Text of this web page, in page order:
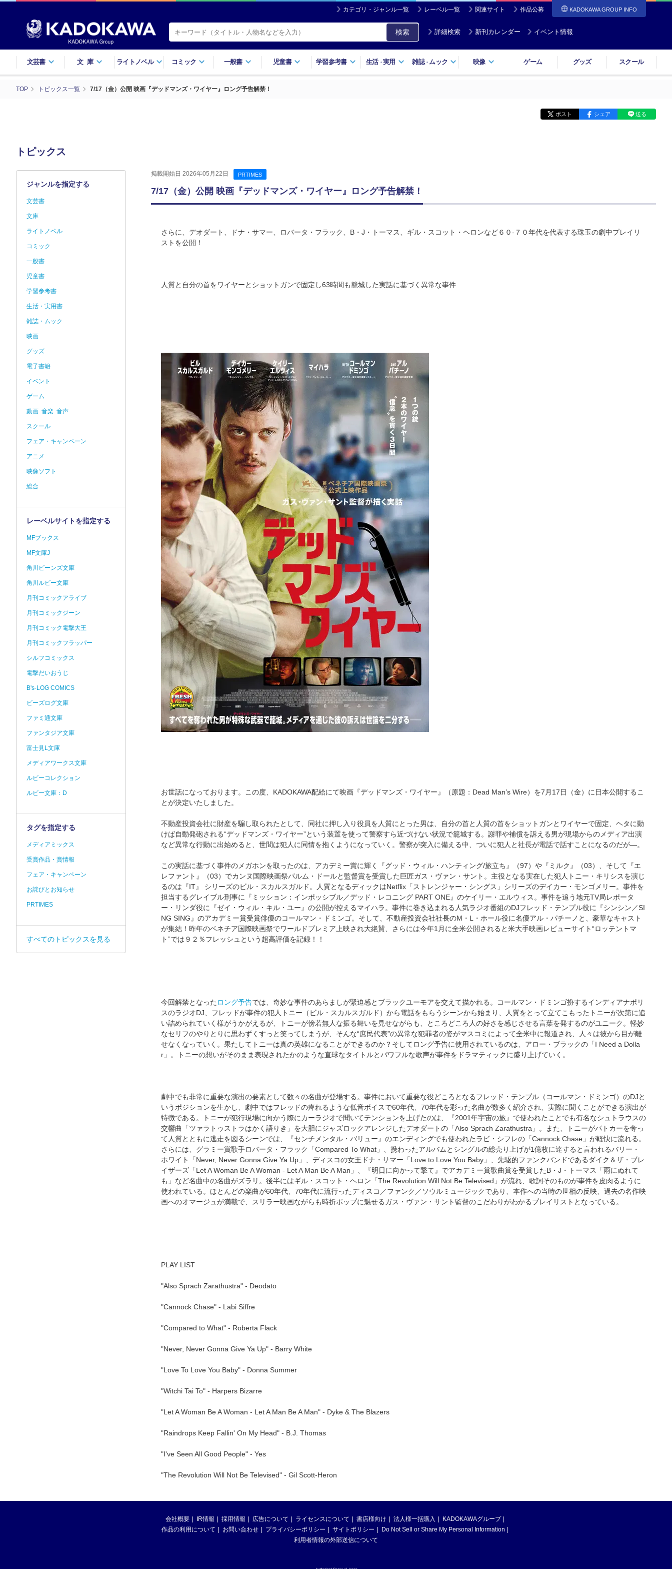
カテゴリ・ジャンル一覧 レーベル一覧 関連サイト 作品公募 KADOKAWA GROUP INFO
検索 詳細検索 新刊カレンダー イベント情報
文芸書 文庫 ライトノベル コミック 一般書 児童書 学習参考書 生活・実用 雑誌・ ムック 映像 ゲーム グッズ スクール
TOP トピックス一覧 7/17（金）公開 映画『デッドマンズ・ワイヤー』ロング予告解禁！
ポスト シェア 送る
トピックス
掲載開始日 2026年05月22日 PRTIMES
7/17（金）公開 映画『デッドマンズ・ワイヤー』ロング予告解禁！
さらに、デオダート、ドナ・サマー、ロバータ・フラック、B・J・トーマス、ギル・スコット・ヘロンなど６０-７０年代を代表する珠玉の劇中プレイリ
ストを公開！
人質と自分の首をワイヤーとショットガンで固定し63時間も籠城した実話に基づく異常な事件
お世話になっております。この度、KADOKAWA配給にて映画『デッドマンズ・ワイヤー』（原題：Dead Man’s Wire）を7月17日（金）に日本公開するこ
とが決定いたしました。
不動産投資会社に財産を騙し取られたとして、同社に押し入り役員を人質にとった男は、自分の首と人質の首をショットガンとワイヤーで固定、ヘタに動
けば自動発砲される“デッドマンズ・ワイヤー”という装置を使って警察すら近づけない状況で籠城する。謝罪や補償を訴える男が現場からのメディア出演
など異常な行動に出始めると、世間は犯人に同情を抱くようになっていく。警察が突入に備える中、ついに犯人と社長が電話で話すことになるのだが―。
この実話に基づく事件のメガホンを取ったのは、アカデミー賞に輝く『グッド・ウィル・ハンティング/旅立ち』（97）や『ミルク』（03）、そして『エ
レファント』（03）でカンヌ国際映画祭パルム・ドールと監督賞を受賞した巨匠ガス・ヴァン・サント。主役となる実在した犯人トニー・キリシスを演じ
るのは『IT』 シリーズのビル・スカルスガルド。人質となるディックはNetflix「ストレンジャー・シングス」シリーズのデイカー・モンゴメリー。事件を
担当するグレイブル刑事に『ミッション：インポッシブル／デッド・レコニング PART ONE』のケイリー・エルウィス。事件を追う地元TV局レポータ
ー・リンダ役に『ゼイ・ウィル・キル・ユー』の公開が控えるマイハラ。事件に巻き込まれる人気ラジオ番組のDJフレッド・テンプル役に『シンシン／SI
NG SING』のアカデミー賞受賞俳優のコールマン・ドミンゴ。そして、不動産投資会社社長のM・L・ホール役に名優アル・パチーノと、豪華なキャスト
が集結！昨年のベネチア国際映画祭でワールドプレミア上映され大絶賛、さらには今年1月に全米公開されると米大手映画レビューサイト“ロッテントマ
ト”では９２％フレッシュという超高評価を記録！！
今回解禁となった ロング予告では、奇妙な事件のあらましが緊迫感とブラックユーモアを交えて描かれる。コールマン・ドミンゴ扮するインディアナポリ
スのラジオDJ、フレッドが事件の犯人トニー（ビル・スカルスガルド）から電話をもらうシーンから始まり、人質をとって立てこもったトニーが次第に追
い詰められていく様がうかがえるが、トニーが傍若無人な振る舞いを見せながらも、ところどころ人の好さを感じさせる言葉を発するのがユニーク。軽妙
なセリフのやりとりに思わずくすっと笑ってしまうが、そんな“庶民代表”の異常な犯罪者の姿がマスコミによって全米中に報道され、人々は彼から目が離
せなくなっていく。果たしてトニーは真の英雄になることができるのか？そしてロング予告に使用されているのは、アロー・ブラックの「I Need a Dolla
r」。トニーの想いがそのまま表現されたかのような直球なタイトルとパワフルな歌声が事件をドラマティックに盛り上げていく。
劇中でも非常に重要な演出の要素として数々の名曲が登場する。事件において重要な役どころとなるフレッド・テンプル（コールマン・ドミンゴ）のDJと
いうポジションを生かし、劇中ではフレッドの痺れるような低音ボイスで60年代、70年代を彩った名曲が数多く紹介され、実際に聞くことができる演出が
特徴である。トニーが犯行現場に向かう際にカーラジオで聞いてテンションを上げたのは、『2001年宇宙の旅』で使われたことでも有名なシュトラウスの
交響曲「ツァラトゥストラはかく語りき」を大胆にジャズロックアレンジしたデオダートの「Also Sprach Zarathustra」。また、トニーがパトカーを奪っ
て人質とともに逃走を図るシーンでは、『センチメンタル・バリュー』のエンディングでも使われたラビ・シフレの「Cannock Chase」が軽快に流れる。
さらには、グラミー賞歌手ロバータ・フラック「Compared To What」、携わったアルバムとシングルの総売り上げが1億枚に達すると言われるバリー・
ホワイト「Never, Never Gonna Give Ya Up」、ディスコの女王ドナ・サマー「Love to Love You Baby」、先駆的ファンクバンドであるダイク＆ザ・ブレ
イザーズ「Let A Woman Be A Woman - Let A Man Be A Man」、『明日に向かって撃て』でアカデミー賞歌曲賞を受賞したB・J・トーマス「雨にぬれて
も」など名曲中の名曲がズラリ。後半にはギル・スコット・ヘロン「The Revolution Will Not Be Televised」が流れ、歌詞そのものが事件を皮肉るように
使われている。ほとんどの楽曲が60年代、70年代に流行ったディスコ／ファンク／ソウルミュージックであり、本作への当時の世相の反映、過去の名作映
画へのオマージュが満載で、スリラー映画ながらも時折ポップに魅せるガス・ヴァン・サント監督のこだわりがわかるプレイリストとなっている。
PLAY LIST
"Also Sprach Zarathustra" - Deodato
"Cannock Chase" - Labi Siffre
"Compared to What" - Roberta Flack
"Never, Never Gonna Give Ya Up" - Barry White
"Love To Love You Baby" - Donna Summer
"Witchi Tai To" - Harpers Bizarre
"Let A Woman Be A Woman - Let A Man Be A Man" - Dyke & The Blazers
"Raindrops Keep Fallin' On My Head" - B.J. Thomas
"I've Seen All Good People" - Yes
"The Revolution Will Not Be Televised" - Gil Scott-Heron
ジャンルを指定する
文芸書
文庫
ライトノベル
コミック
一般書
児童書
学習参考書
生活・実用書
雑誌・ムック
映画
グッズ
電子書籍
イベント
ゲーム
動画･音楽･音声
スクール
フェア・キャンペーン
アニメ
映像ソフト
総合
レーベルサイトを指定する
MFブックス
MF文庫J
角川ビーンズ文庫
角川ルビー文庫
月刊コミックアライブ
月刊コミックジーン
月刊コミック電撃大王
月刊コミックフラッパー
シルフコミックス
電撃だいおうじ
B's-LOG COMICS
ビーズログ文庫
ファミ通文庫
ファンタジア文庫
富士見L文庫
メディアワークス文庫
ルビーコレクション
ルビー文庫：D
タグを指定する
メディアミックス
受賞作品・賞情報
フェア・キャンペーン
お詫びとお知らせ
PRTIMES
すべてのトピックスを見る
会社概要 IR情報 採用情報 広告について ライセンスについて 書店様向け 法人様一括購入
KADOKAWAグループ
作品の利用について
お問い合わせ プライバシーポリシー サイトポリシー
Do Not Sell or Share My Personal Information
利用者情報の外部送信について